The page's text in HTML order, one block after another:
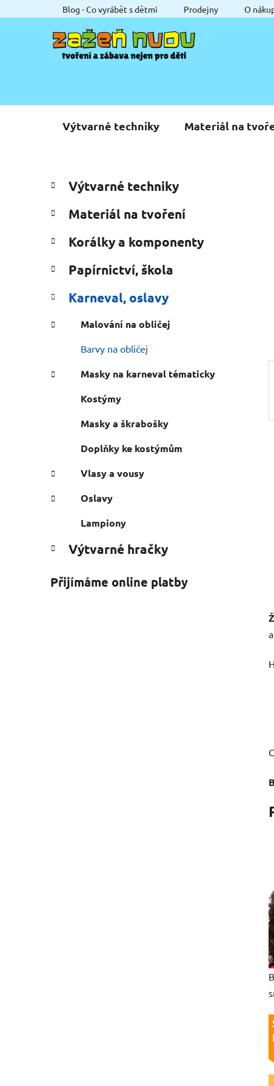
na
Blog - Co vyrábět s dětmi Prodejny O
Výtvarné techniky Materiál na
P
o
s
r
n
n
í
p
e
l
Přeskočit
kategorie
a
e
o
i
Výtvarné techniky
Materiál na tvoření
Korálky a komponenty
Papírnictví, škola
Karneval, oslavy
Malování na obličej
Barvy na obličej
Masky na karneval tématicky
Kostýmy
Masky a škrabošky
Doplňky ke kostýmům
Vlasy a vousy
Oslavy
Lampiony
Výtvarné hračky
Přijímáme online platby